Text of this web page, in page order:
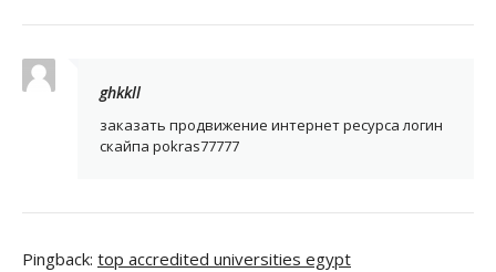
ghkkll
заказать продвижение интернет ресурса логин
скайпа pokras77777
Pingback: top accredited universities egypt